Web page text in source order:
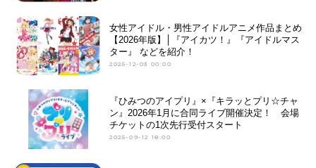
女性アイドル・男性アイドルアニメ作品まとめ
【2026年版】│『アイカツ！』『アイドルマス
ター』 などを紹介！
2025-12-03 00:00
『ひみつのアイプリ』×『キラッとプリ☆チャ
ン』2026年1月に合同ライブ開催決定！ 会場
チケットの1次先行受付スタート
2025-09-12 18:00